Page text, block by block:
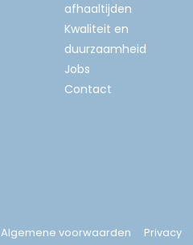
afhaaltijden
Kwaliteit en
duurzaamheid
Jobs
Contact
Algemene voorwaarden Privacy